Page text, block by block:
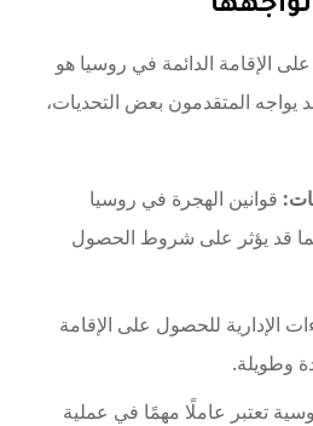
الإقامة الدائمة في روسيا هو
يواجه المتقدمون بعض التحديات،
قوانين الهجرة في روسيا
قد يؤثر على شروط الحصول
الإدارية للحصول على الإقامة
وطويلة.
تعتبر عاملًا مهمًا في عملية